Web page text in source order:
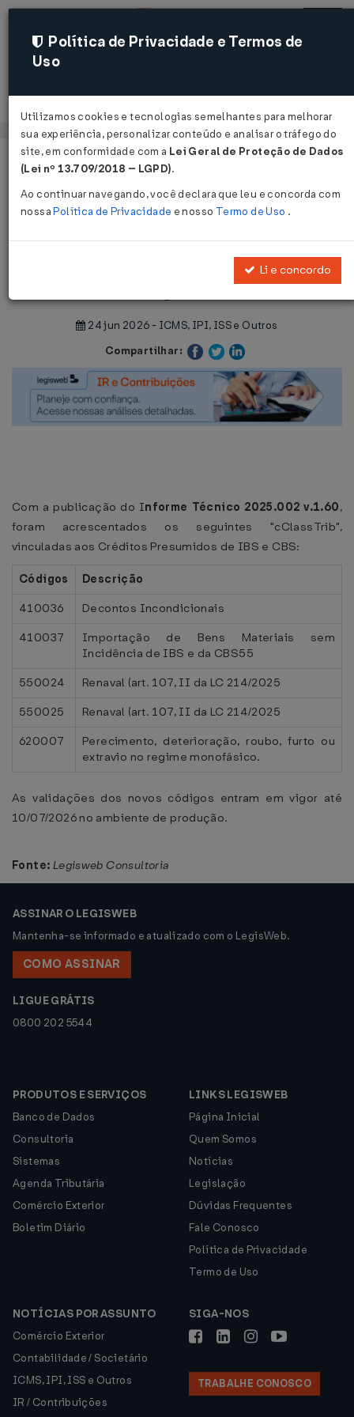
Acessar
Página Inicial
Notícias
Reforma tributária: Inclusão de
Novos Códigos cClassTrib
24 jun 2026 - ICMS, IPI, ISS e Outros
Compartilhar:
Com a publicação do Informe Técnico 2025.002 v.1.60,
foram acrescentados os seguintes "cClassTrib",
vinculadas aos Créditos Presumidos de IBS e CBS:
Códigos
Descrição
410036
Decontos Incondicionais
410037
Importação de Bens Materiais sem
Incidência de IBS e da CBS55
550024
Renaval (art. 107, II da LC 214/2025
550025
Renaval (art. 107, II da LC 214/2025
620007
Perecimento, deterioração, roubo, furto ou
extravio no regime monofásico.
As validações dos novos códigos entram em vigor até
10/07/2026 no ambiente de produção.
Fonte: Legisweb Consultoria
ASSINAR O LEGISWEB
Mantenha-se informado e atualizado com o LegisWeb.
COMO ASSINAR
LIGUE GRÁTIS
0800 202 5544
PRODUTOS E SERVIÇOS
Banco de Dados
Consultoria
Sistemas
Agenda Tributária
Comércio Exterior
Boletim Diário
LINKS LEGISWEB
Página Inicial
Quem Somos
Notícias
Legislação
Dúvidas Frequentes
Fale Conosco
Política de Privacidade
Termo de Uso
NOTÍCIAS POR ASSUNTO
Comércio Exterior
Contabilidade / Societário
ICMS, IPI, ISS e Outros
IR / Contribuições
SIGA-NOS
TRABALHE CONOSCO
Política de Privacidade e Termos de
Uso
Utilizamos cookies e tecnologias semelhantes para melhorar
sua experiência, personalizar conteúdo e analisar o tráfego do
site, em conformidade com a Lei Geral de Proteção de Dados
(Lei nº 13.709/2018 – LGPD).
Ao continuar navegando, você declara que leu e concorda com
nossaPolítica de Privacidade e nosso Termo de Uso .
Li e concordo